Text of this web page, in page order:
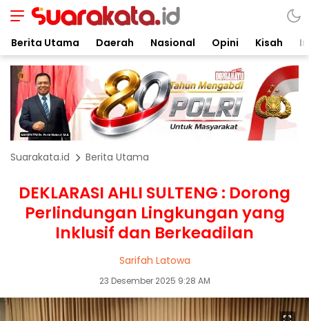
Berita Utama Daerah Nasional Opini Kisah
Suarakata.id Berita Utama
DEKLARASI AHLI SULTENG : Dorong
Perlindungan Lingkungan yang
Inklusif dan Berkeadilan
Sarifah Latowa
23 Desember 2025 9:28 AM